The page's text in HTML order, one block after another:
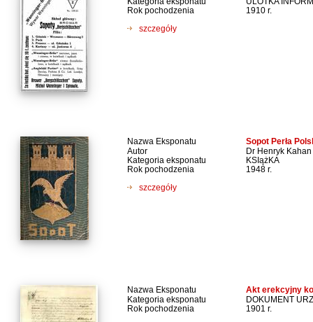
Rok pochodzenia
1910 r.
szczegóły
Nazwa Eksponatu Sopot Perła
Autor
Dr Henryk Kahan
Kategoria eksponatu
KSIążKA
Rok pochodzenia
1948 r.
szczegóły
Nazwa Eksponatu Akt erekcyjny
Kategoria eksponatu
DOKUMENT
Rok pochodzenia
1901 r.